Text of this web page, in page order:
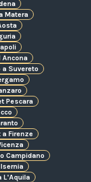
Matera
Ancona
Suvereto
Pescara
Firenze
Campidano
L'Aquila